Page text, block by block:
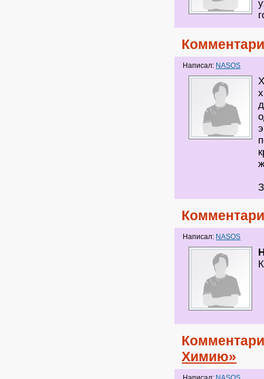
Написал: NASOS
Написал: NASOS
Химию»